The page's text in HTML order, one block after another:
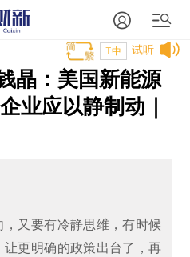
试听
T中
晶：美国新能源
业应以静制动｜
又要有冷静思维，有时候
更明确的政策出台了，再